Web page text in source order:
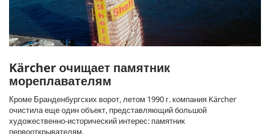
Kärcher очищает памятник
мореплавателям
Кроме Бранденбургских ворот, летом 1990 г. компания Kärcher
очистила еще один объект, представляющий большой
художественно-исторический интерес: памятник
первооткрывателям,